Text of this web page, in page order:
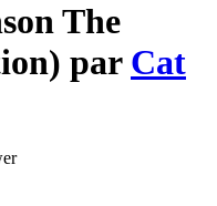
The
par Cat